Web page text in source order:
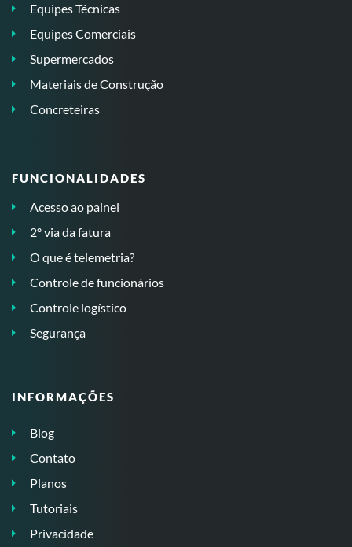
Equipes Técnicas
Equipes Comerciais
Supermercados
Materiais de Construção
Concreteiras
FUNCIONALIDADES
Acesso ao painel
2º via da fatura
O que é telemetria?
Controle de funcionários
Controle logístico
Segurança
INFORMAÇÕES
Blog
Contato
Planos
Tutoriais
Privacidade